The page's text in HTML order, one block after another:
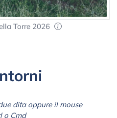
Torre 2026
dita oppure il mouse
o Cmd